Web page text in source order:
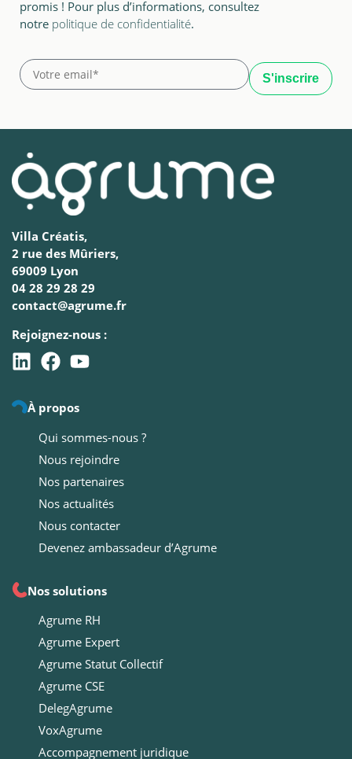
promis ! Pour plus d’informations, consultez
notre politique de confidentialité.
Villa Créatis,
2 rue des Mûriers,
69009 Lyon
04 28 29 28 29
contact@agrume.fr
Rejoignez-nous :
À propos
Qui sommes-nous ?
Nous rejoindre
Nos partenaires
Nos actualités
Nous contacter
Devenez ambassadeur d’Agrume
Nos solutions
Agrume RH
Agrume Expert
Agrume Statut Collectif
Agrume CSE
DelegAgrume
VoxAgrume
Accompagnement juridique